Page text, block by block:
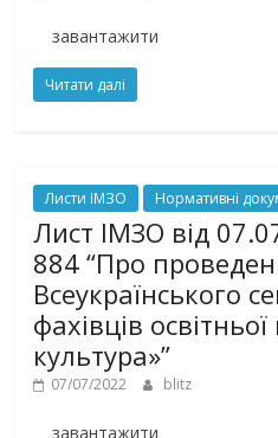
завантажити
Читати далі
Листи ІМЗО Нормативні
Лист ІМЗО від
884 “Про
Всеукраїнського
фахівців
культура»”
07/07/2022 blitz
завантажити